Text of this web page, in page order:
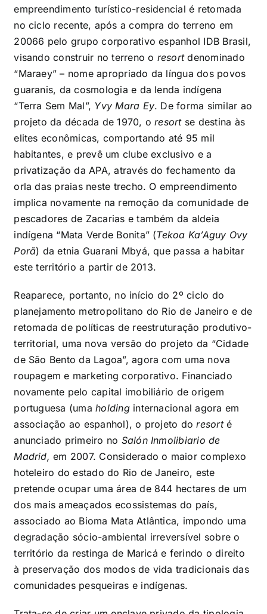
empreendimento turístico-residencial é retomada
no ciclo recente, após a compra do terreno em
20066 pelo grupo corporativo espanhol IDB Brasil,
visando construir no terreno o resortdenominado
“Maraey” – nome apropriado da língua dos povos
guaranis, da cosmologia e da lenda indígena
“Terra Sem Mal”, Yvy Mara Ey. De forma similar ao
projeto da década de 1970, o resort se destina às
elites econômicas, comportando até 95 mil
habitantes, e prevê um clube exclusivo e a
privatização da APA, através do fechamento da
orla das praias neste trecho. O empreendimento
implica novamente na remoção da comunidade de
pescadores de Zacarias e também da aldeia
indígena “Mata Verde Bonita” (Tekoa Ka’Aguy Ovy
Porã) da etnia Guarani Mbyá, que passa a habitar
este território a partir de 2013.
Reaparece, portanto, no início do 2º ciclo do
planejamento metropolitano do Rio de Janeiro e de
retomada de políticas de reestruturação produtivo-
territorial, uma nova versão do projeto da “Cidade
de São Bento da Lagoa”, agora com uma nova
roupagem e marketing corporativo. Financiado
novamente pelo capital imobiliário de origem
portuguesa (umaholding internacional agora em
associação ao espanhol), o projeto doresorté
anunciado primeiro no Salón Inmolibiario de
Madrid, em 2007. Considerado o maior complexo
hoteleiro do estado do Rio de Janeiro, este
pretende ocupar uma área de 844 hectares de um
dos mais ameaçados ecossistemas do país,
associado ao Bioma Mata Atlântica, impondo uma
degradação sócio-ambiental irreversível sobre o
território da restinga de Maricá e ferindo o direito
à preservação dos modos de vida tradicionais das
comunidades pesqueiras e indígenas.